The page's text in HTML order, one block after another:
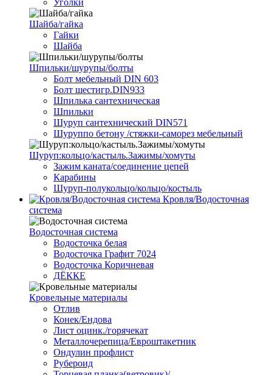
Уголки
Шайба/гайка
Гайки
Шайба
Шпильки/шурупы/болты
Болт мебельный DIN 603
Болт шестигр.DIN933
Шпилька сантехническая
Шпильки
Шуруп сантехнический DIN571
Шуруппо бетону /стяжки-саморез мебельный
Шуруп:кольцо/кастыль.Зажимы/хомуты
Зажим каната/соединение цепей
Карабины
Шуруп-полукольцо/кольцо/костыль
Кровля/Водосточная
система
Водосточная система
Водосточка белая
Водосточка Графит 7024
Водосточка Коричневая
ДЁККЕ
Кровельные материалы
Отлив
Конек/Ендова
Лист оцинк./горячекат
Металлочерепица/Евроштакетник
Ондулин профлист
Рубероид